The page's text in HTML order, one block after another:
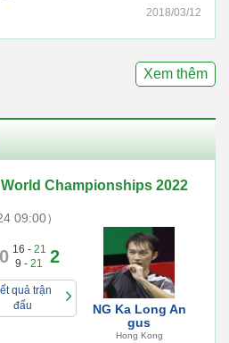
2018/03/12
Xem thêm
Championships 2022
09:00）
0 16 - 21
9 -21 2
quả trận
đấu
NG Ka Long An
gus
Hong Kong